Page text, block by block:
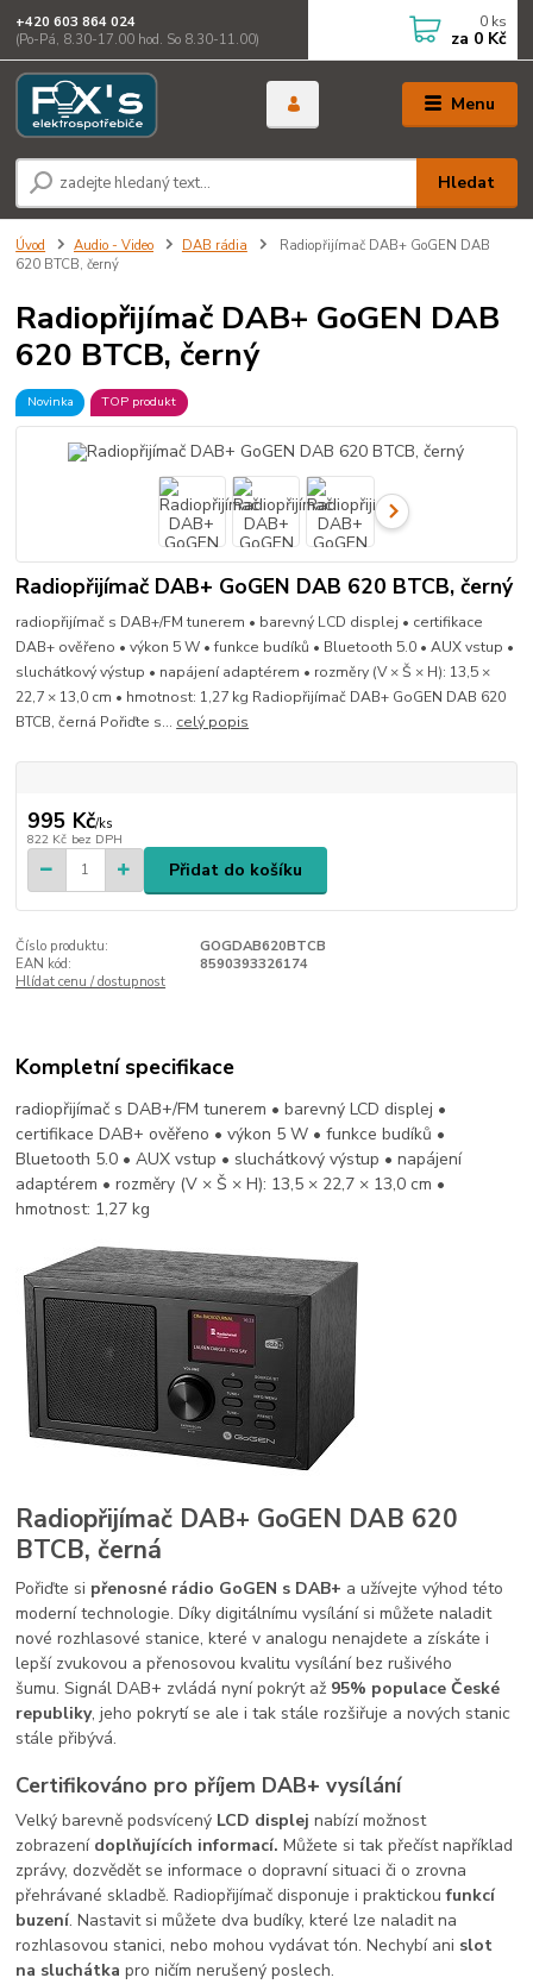
Menu
Hledat
+420 603 864 024
(Po-Pá, 8.30-17.00 hod. So 8.30-11.00)
0 ks
za 0 Kč
Úvod Audio - Video DAB rádia
Radiopřijímač DAB+ GoGEN DAB
620 BTCB, černý
Radiopřijímač DAB+ GoGEN DAB
620 BTCB, černý
Novinka TOP produkt
Radiopřijímač DAB+ GoGEN DAB 620 BTCB, černý
radiopřijímač s DAB+/FM tunerem • barevný LCD displej • certifikace
DAB+ ověřeno • výkon 5 W • funkce budíků • Bluetooth 5.0 • AUX vstup •
sluchátkový výstup • napájení adaptérem • rozměry (V × Š × H): 13,5 ×
22,7 × 13,0 cm • hmotnost: 1,27 kg Radiopřijímač DAB+ GoGEN DAB 620
BTCB, černá Pořiďte s... celý popis
995 Kč/ks
822 Kč bez DPH
Přidat do košíku
Číslo produktu:
GOGDAB620BTCB
EAN kód:
8590393326174
Hlídat cenu / dostupnost
Kompletní specifikace
radiopřijímač s DAB+/FM tunerem • barevný LCD displej •
certifikace DAB+ ověřeno • výkon 5 W • funkce budíků •
Bluetooth 5.0 • AUX vstup • sluchátkový výstup • napájení
adaptérem • rozměry (V × Š × H): 13,5 × 22,7 × 13,0 cm •
hmotnost: 1,27 kg
Radiopřijímač DAB+ GoGEN DAB 620
BTCB, černá
Pořiďte si přenosné rádio GoGEN s DAB+ a užívejte výhod této
moderní technologie. Díky digitálnímu vysílání si můžete naladit
nové rozhlasové stanice, které v analogu nenajdete a získáte i
lepší zvukovou a přenosovou kvalitu vysílání bez rušivého
šumu. Signál DAB+ zvládá nyní pokrýt až 95% populace České
republiky, jeho pokrytí se ale i tak stále rozšiřuje a nových stanic
stále přibývá.
Certifikováno pro příjem DAB+ vysílání
Velký barevně podsvícený LCD displejnabízí možnost
zobrazení doplňujících informací. Můžete si tak přečíst například
zprávy, dozvědět se informace o dopravní situaci či o zrovna
přehrávané skladbě. Radiopřijímač disponuje i praktickoufunkcí
buzení. Nastavit si můžete dva budíky, které lze naladit na
rozhlasovou stanici, nebo mohou vydávat tón. Nechybí ani slot
na sluchátkapro ničím nerušený poslech.